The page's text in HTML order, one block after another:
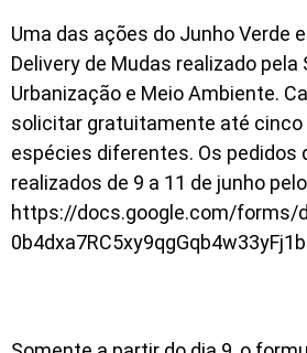
Uma das ações do Junho Verde
Delivery de Mudas realizado pela
Urbanização e Meio Ambiente.
solicitar gratuitamente até cinco
espécies diferentes. Os pedidos
realizados de 9 a 11 de junho
https://docs.google.com/forms/